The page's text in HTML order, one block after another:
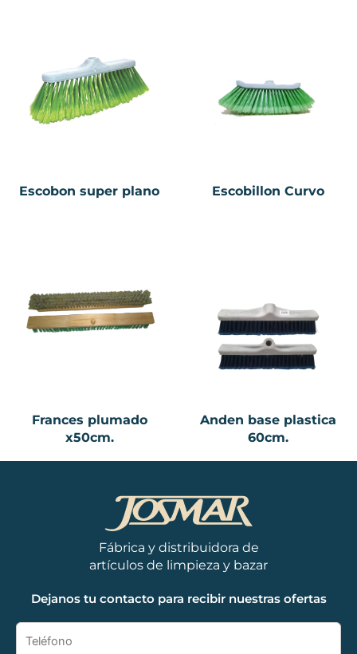
Escobon super plano Escobillon Curvo
Frances plumado
x50cm.
Anden base plastica
60cm.
Fábrica y distribuidora de
artículos de limpieza y bazar
Dejanos tu contacto para recibir nuestras ofertas